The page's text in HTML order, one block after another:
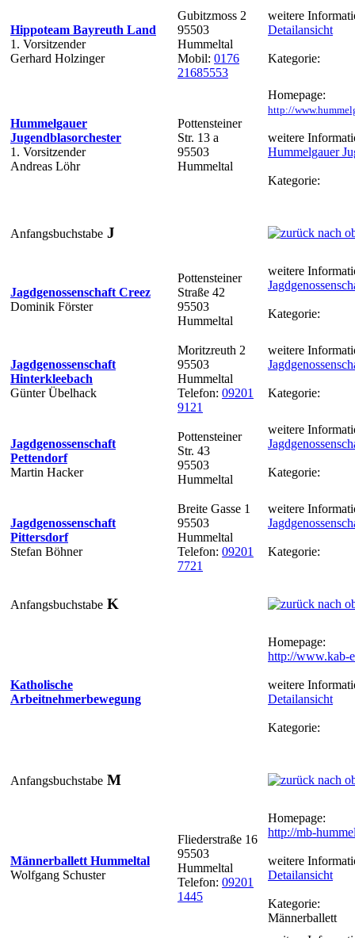
Hippoteam Bayreuth Land
1. Vorsitzender
Gerhard Holzinger
Gubitzmoss 2
95503
Hummeltal
Mobil: 0176
21685553
weitere
Detailansicht
Kategorie:
Hummelgauer
Jugendblasorchester
1. Vorsitzender
Andreas Löhr
Pottensteiner
Str. 13 a
95503
Hummeltal
Homepage:
http://
weitere
Hummelgauer
Kategorie:
Anfangsbuchstabe J
Jagdgenossenschaft Creez
Dominik Förster
Pottensteiner
Straße 42
95503
Hummeltal
weitere
Kategorie:
Jagdgenossenschaft
Hinterkleebach
Günter Übelhack
Moritzreuth 2
95503
Hummeltal
Telefon: 09201
9121
weitere
Kategorie:
Jagdgenossenschaft
Pettendorf
Martin Hacker
Pottensteiner
Str. 43
95503
Hummeltal
weitere
Kategorie:
Jagdgenossenschaft
Pittersdorf
Stefan Böhner
Breite Gasse 1
95503
Hummeltal
Telefon: 09201
7721
weitere
Kategorie:
Anfangsbuchstabe K
Katholische
Arbeitnehmerbewegung
Homepage:
http://www.kab-
weitere
Detailansicht
Kategorie:
Anfangsbuchstabe M
Männerballett Hummeltal
Wolfgang Schuster
Fliederstraße 16
95503
Hummeltal
Telefon: 09201
1445
Homepage:
http://mb-
weitere
Detailansicht
Kategorie:
Männerballett